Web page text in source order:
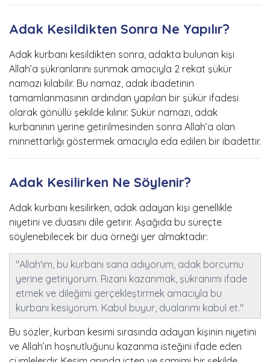
Adak Kesildikten Sonra Ne Yapılır?
Adak kurbanı kesildikten sonra, adakta bulunan kişi
Allah’a şükranlarını sunmak amacıyla 2 rekat şükür
namazı kılabilir. Bu namaz, adak ibadetinin
tamamlanmasının ardından yapılan bir şükür ifadesi
olarak gönüllü şekilde kılınır. Şükür namazı, adak
kurbanının yerine getirilmesinden sonra Allah’a olan
minnettarlığı göstermek amacıyla eda edilen bir ibadettir.
Adak Kesilirken Ne Söylenir?
Adak kurbanı kesilirken, adak adayan kişi genellikle
niyetini ve duasını dile getirir. Aşağıda bu süreçte
söylenebilecek bir dua örneği yer almaktadır:
"Allah'ım, bu kurbanı sana adıyorum, adak borcumu
yerine getiriyorum. Rızanı kazanmak, şükranımı ifade
etmek ve dileğimi gerçekleştirmek amacıyla bu
kurbanı kesiyorum. Kabul buyur, dualarımı kabul et."
Bu sözler, kurban kesimi sırasında adayan kişinin niyetini
ve Allah’ın hoşnutluğunu kazanma isteğini ifade eden